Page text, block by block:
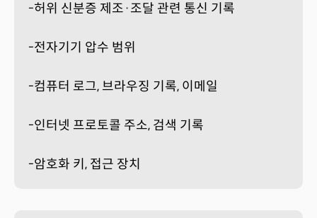
-허위 신분증 제조·조달 관련 통신 기록
-전자기기 압수 범위
-컴퓨터 로그, 브라우징 기록, 이메일
-인터넷 프로토콜 주소, 검색 기록
-암호화 키, 접근 장치